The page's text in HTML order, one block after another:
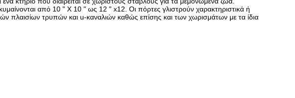
κυμαίνονται από 10 " Χ 10 " ως 12 " x12. Οι πόρτες γλιστρούν χαρακτηριστικά ή
πλαισίων τρυπών και u-καναλιών καθώς επίσης και των χωρισμάτων με τα ίδια